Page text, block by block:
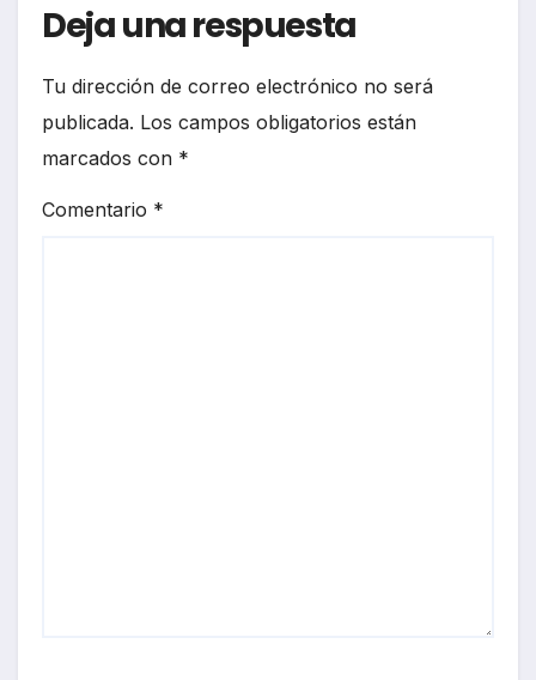
Deja una respuesta
Tu dirección de correo electrónico no será
publicada. Los campos obligatorios están
marcados con *
Comentario *